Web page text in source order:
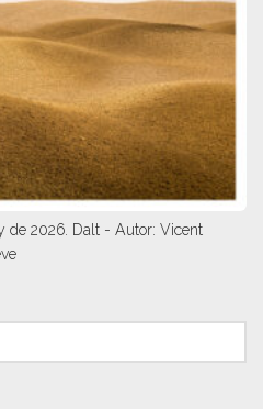
de 2026. Dalt - Autor: Vicent